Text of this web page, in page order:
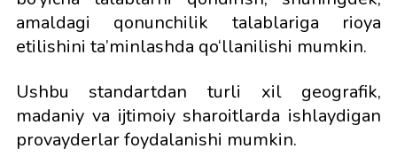
amaldagi qonunchilik talablariga rioya
etilishini ta’minlashda qo‘llanilishi mumkin.
Ushbu standartdan turli xil geografik,
madaniy va ijtimoiy sharoitlarda ishlaydigan
provayderlar foydalanishi mumkin.